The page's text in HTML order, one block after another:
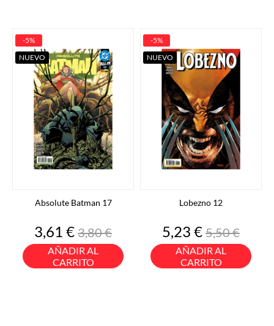
Absolute Batman 17
Precio
3,61 €Precio
base
3,80 €
AÑADIR AL
CARRITO
-5%
NUEVO
Lobezno 12
Precio
5,23 €Precio
base
5,50 €
AÑADIR AL
CARRITO
-5%
NUEVO